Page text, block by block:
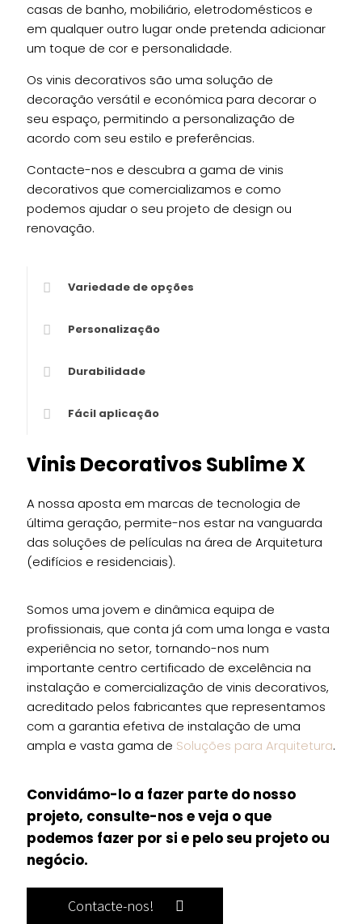
casas de banho, mobiliário, eletrodomésticos e
em qualquer outro lugar onde pretenda adicionar
um toque de cor e personalidade.
Os vinis decorativos são uma solução de
decoração versátil e económica para decorar o
seu espaço, permitindo a personalização de
acordo com seu estilo e preferências.
Contacte-nos e descubra a gama de vinis
decorativos que comercializamos e como
podemos ajudar o seu projeto de design ou
renovação.
Variedade de opções
Personalização
Durabilidade
Fácil aplicação
Vinis Decorativos Sublime X
A nossa aposta em marcas de tecnologia de
última geração, permite-nos estar na vanguarda
das soluções de películas na área de Arquitetura
(edifícios e residenciais).
Somos uma jovem e dinâmica equipa de
profissionais, que conta já com uma longa e vasta
experiência no setor, tornando-nos num
importante centro certificado de excelência na
instalação e comercialização de vinis decorativos,
acreditado pelos fabricantes que representamos
com a garantia efetiva de instalação de uma
ampla e vasta gama de Soluções para Arquitetura.
Convidámo-lo a fazer parte do nosso
projeto, consulte-nos e veja o que
podemos fazer por si e pelo seu projeto ou
negócio.
Contacte-nos!